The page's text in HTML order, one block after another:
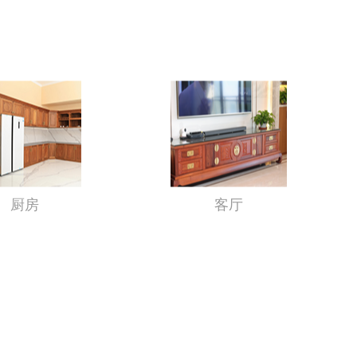
厨房 客厅